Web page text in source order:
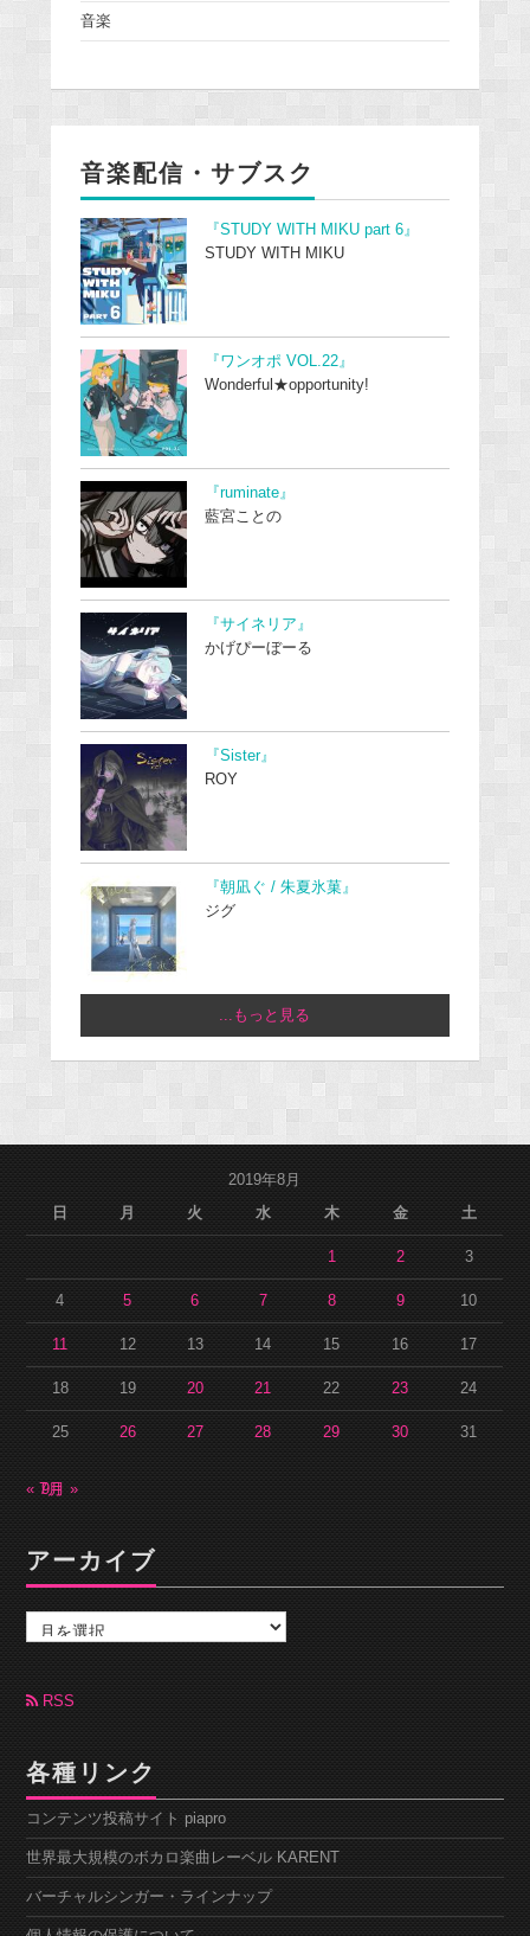
音楽
音楽配信・サブスク
『STUDY WITH MIKU part 6』
STUDY WITH MIKU
『ワンオポ VOL.22』
Wonderful★opportunity!
『ruminate』
藍宮ことの
『サイネリア』
かげぴーぼーる
『Sister』
ROY
『朝凪ぐ / 朱夏氷菓』
ジグ
...もっと見る
2019年8月
日
月 火 水 木 金 土
1 2 3
4 5 6 7 8 9 10
11 12 13 14 15 16 17
18 19 20 21 22 23 24
25 26 27 28 29 30 31
« 7月9月 »
アーカイブ
カ
ブ RSS
各種リンク
コンテンツ投稿サイト piapro
世界最大規模のボカロ楽曲レーベル KARENT
バーチャルシンガー・ラインナップ